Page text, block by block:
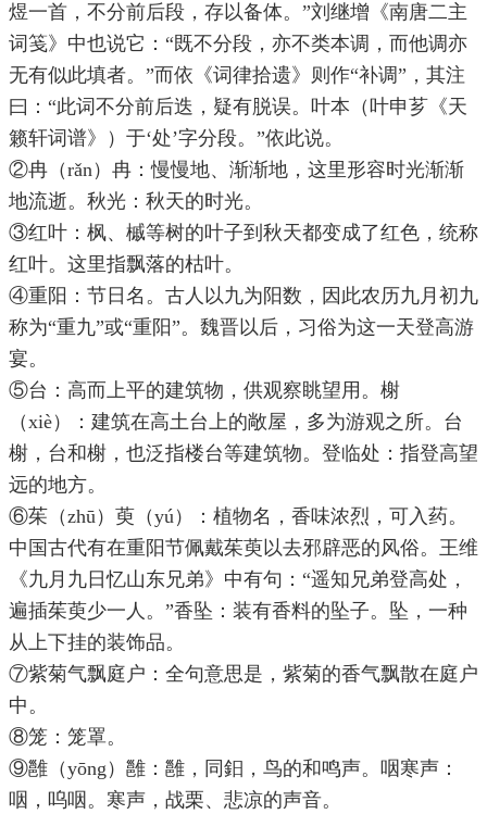
煜一首，不分前后段，存以备体。”刘继增《南唐二主
词笺》中也说它：“既不分段，亦不类本调，而他调亦
无有似此填者。”而依《词律拾遗》则作“补调”，其注
曰：“此词不分前后迭，疑有脱误。叶本（叶申芗《天
籁轩词谱》）于‘处’字分段。”依此说。
②冉（rǎn）冉：慢慢地、渐渐地，这里形容时光渐渐
地流逝。秋光：秋天的时光。
③红叶：枫、槭等树的叶子到秋天都变成了红色，统称
红叶。这里指飘落的枯叶。
④重阳：节日名。古人以九为阳数，因此农历九月初九
称为“重九”或“重阳”。魏晋以后，习俗为这一天登高游
宴。
⑤台：高而上平的建筑物，供观察眺望用。榭
（xiè）：建筑在高土台上的敞屋，多为游观之所。台
榭，台和榭，也泛指楼台等建筑物。登临处：指登高望
远的地方。
⑥茱（zhū）萸（yú）：植物名，香味浓烈，可入药。
中国古代有在重阳节佩戴茱萸以去邪辟恶的风俗。王维
《九月九日忆山东兄弟》中有句：“遥知兄弟登高处，
遍插茱萸少一人。”香坠：装有香料的坠子。坠，一种
从上下挂的装饰品。
⑦紫菊气飘庭户：全句意思是，紫菊的香气飘散在庭户
中。
⑧笼：笼罩。
⑨雝（yōng）雝：雝，同鈤，鸟的和鸣声。咽寒声：
咽，呜咽。寒声，战栗、悲凉的声音。